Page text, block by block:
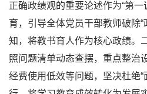
正确政绩观的重要论述作为“第
育，引导全体党员干部教师破除“
知，将教书育人作为核心政绩。
照问题清单动态查摆，重点整治
经费使用低效等问题，坚决杜绝“